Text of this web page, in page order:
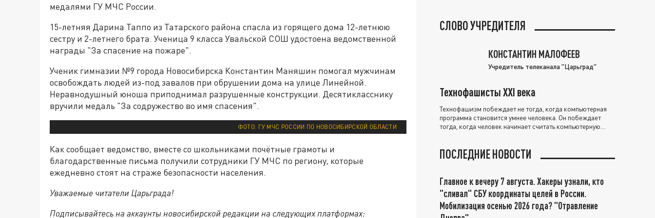
медалями ГУ МЧС России.
15-летняя Дарина Таппо из Татарского района спасла из горящего дома 12-летнюю
сестру и 2-летнего брата. Ученица 9 класса Увальской СОШ удостоена ведомственной
награды "За спасение на пожаре".
Ученик гимназии №9 города Новосибирска Константин Маняшин помогал мужчинам
освобождать людей из-под завалов при обрушении дома на улице Линейной.
Неравнодушный юноша приподнимал разрушенные конструкции. Десятикласснику
вручили медаль "За содружество во имя спасения".
ФОТО: ГУ МЧС РОССИИ ПО НОВОСИБИРСКОЙ ОБЛАСТИ
Как сообщает ведомство, вместе со школьниками почётные грамоты и
благодарственные письма получили сотрудники ГУ МЧС по региону, которые
ежедневно стоят на страже безопасности населения.
Уважаемые читатели Царьграда!
Подписывайтесь на аккаунты новосибирской редакции на следующих платформах:
СЛОВО УЧРЕДИТЕЛЯ
КОНСТАНТИН МАЛОФЕЕВ
Учредитель телеканала "Царьград"
Технофашисты XXI века
Технофашизм побеждает не тогда, когда компьютерная
программа становится умнее человека. Он побеждает
тогда, когда человек начинает считать компьютерную
ПОСЛЕДНИЕ НОВОСТИ
Главное к вечеру 7 августа. Хакеры узнали, кто
"сливал" СБУ координаты целей в России.
Мобилизация осенью 2026 года? "Отравление